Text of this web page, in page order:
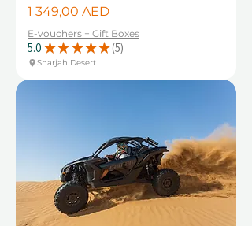
Цена
1 349,00 AED
E-vouchers + Gift Boxes
5.0 ★ ★ ★ ★ ★ 5
5
Sharjah Desert